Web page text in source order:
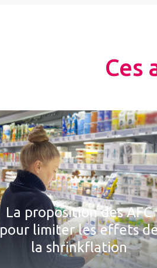
Ces
La proposition des AFC
pour limiter les effets
la shrinkflation